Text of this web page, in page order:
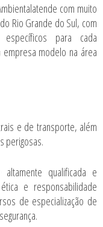
com muito
Rio Grande do Sul, com
específicos para cada
modelo na área
e de transporte, além
perigosas.
qualificada e
e responsabilidade
de especialização de